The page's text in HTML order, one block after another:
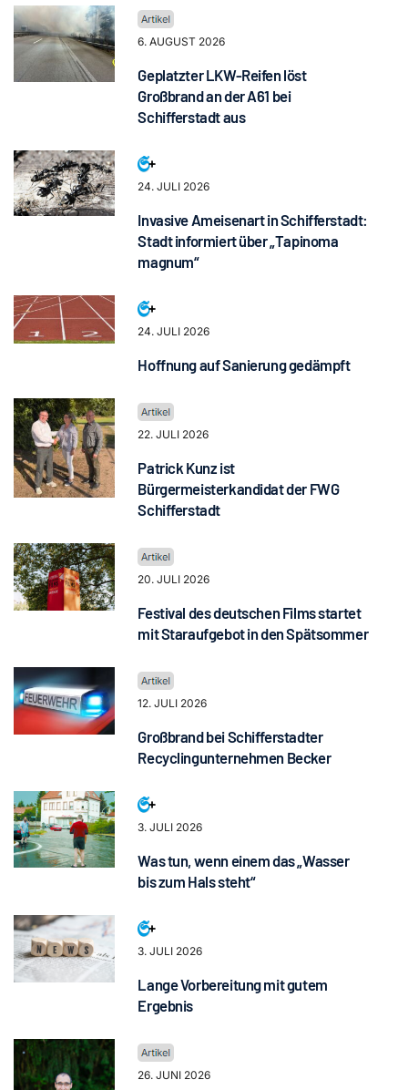
6. AUGUST 2026
Geplatzter LKW-Reifen löst
Großbrand an der A61 bei
Schifferstadt aus
24. JULI 2026
Invasive Ameisenart in Schifferstadt:
Stadt informiert über „Tapinoma
magnum“
24. JULI 2026
Hoffnung auf Sanierung gedämpft
22. JULI 2026
Patrick Kunz ist
Bürgermeisterkandidat der FWG
Schifferstadt
20. JULI 2026
Festival des deutschen Films startet
mit Staraufgebot in den Spätsommer
12. JULI 2026
Großbrand bei Schifferstadter
Recyclingunternehmen Becker
3. JULI 2026
Was tun, wenn einem das „Wasser
bis zum Hals steht“
3. JULI 2026
Lange Vorbereitung mit gutem
Ergebnis
26. JUNI 2026